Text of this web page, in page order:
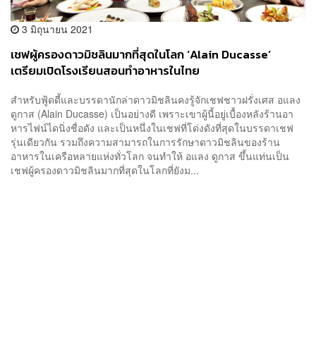
3 มิถุนายน 2021
เชฟผู้ครองดาวมิชลินมากที่สุดในโลก ‘Alain Ducasse’
เตรียมเปิดโรงเรียนสอนทำอาหารในไทย
สำหรับฟู้ดดี้และบรรดานักล่าดาวมิชลินคงรู้จักเชฟชาวฝรั่งเศส อแลง
ดูกาส (Alain Ducasse) เป็นอย่างดี เพราะเขาผู้นี้อยู่เบื้องหลังร้านอา
หารไฟน์ไดนิ่งชื่อดัง และเป็นหนึ่งในเชฟที่โด่งดังที่สุดในบรรดาเชฟ
รุ่นเดียวกัน รวมถึงความสามารถในการรักษาดาวมิชลินของร้าน
อาหารในเครือหลายแห่งทั่วโลก จนทำให้ อแลง ดูกาส ขึ้นแท่นเป็น
เชฟผู้ครองดาวมิชลินมากที่สุดในโลกที่ยังม...